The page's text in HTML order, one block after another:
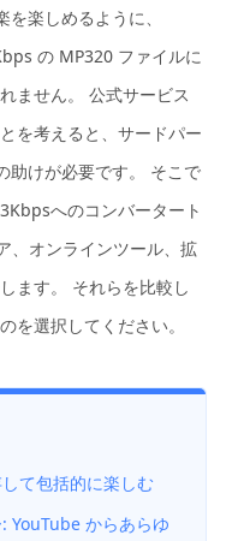
楽しめるように、
の MP320 ファイルに
ません。 公式サービス
を考えると、サードパー
助けが必要です。 そこで
へのコンバータート
、オンラインツール、拡
ます。 それらを比較し
を選択してください。
て包括的に楽しむ
YouTube からあらゆ